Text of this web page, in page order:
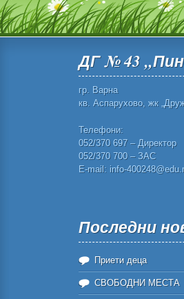
ДГ № 43
гр. Варна
кв. Аспарухово, жк
Телефони:
052/370 697 – Директор
052/370 700 – ЗАС
E-mail: info-
Последни
Приети деца
СВОБОДНИ МЕСТА